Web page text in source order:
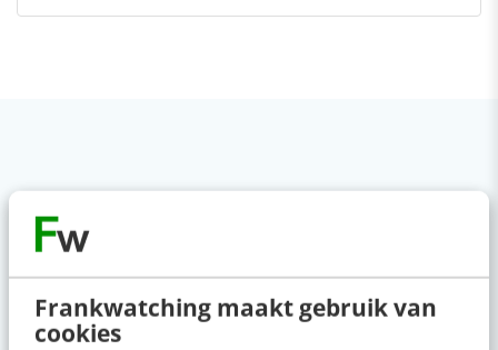
Frankwatching maakt gebruik van
cookies
VIDEO SHORTS
Bekijk de korte video's
00:00 00:00